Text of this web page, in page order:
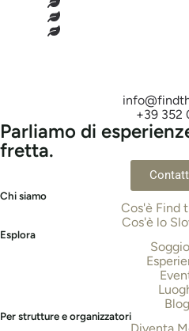
+39 352
Parliamo di
fretta.
Chi siamo
Cos'è Find
Cos'è lo
Esplora
Blog
Per strutture e organizzatori